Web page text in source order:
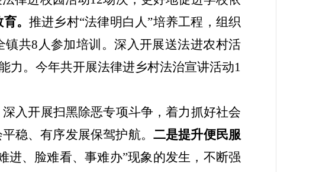
育。推进乡村“法律明白人”培养工程，组织
共8人参加培训。深入开展送法进农村活
力。今年共开展法律进乡村法治宣讲活动1
深入开展扫黑除恶专项斗争，着力抓好社会
稳、有序发展保驾护航。 二是提升便民服
进、脸难看、事难办”现象的发生，不断强